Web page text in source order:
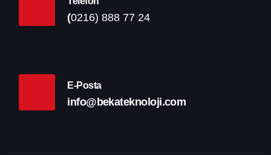
(0216) 888 77 24
E-Posta
info@bekateknoloji.com